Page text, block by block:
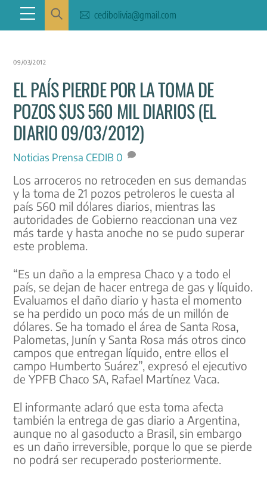
content
Menu cedibolivia@gmail.com
09/03/2012
EL PAÍS PIERDE POR LA TOMA DE
POZOS $US 560 MIL DIARIOS (EL
DIARIO 09/03/2012)
Noticias Prensa CEDIB 0
Los arroceros no retroceden en sus demandas
y la toma de 21 pozos petroleros le cuesta al
país 560 mil dólares diarios, mientras las
autoridades de Gobierno reaccionan una vez
más tarde y hasta anoche no se pudo superar
este problema.
“Es un daño a la empresa Chaco y a todo el
país, se dejan de hacer entrega de gas y líquido.
Evaluamos el daño diario y hasta el momento
se ha perdido un poco más de un millón de
dólares. Se ha tomado el área de Santa Rosa,
Palometas, Junín y Santa Rosa más otros cinco
campos que entregan líquido, entre ellos el
campo Humberto Suárez”, expresó el ejecutivo
de YPFB Chaco SA, Rafael Martínez Vaca.
El informante aclaró que esta toma afecta
también la entrega de gas diario a Argentina,
aunque no al gasoducto a Brasil, sin embargo
es un daño irreversible, porque lo que se pierde
no podrá ser recuperado posteriormente.